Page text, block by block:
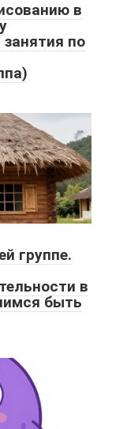
в
по
группе.
в
быть